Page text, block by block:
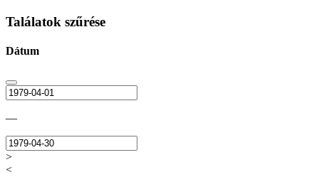
Találatok szűrése
Dátum
—
>
<